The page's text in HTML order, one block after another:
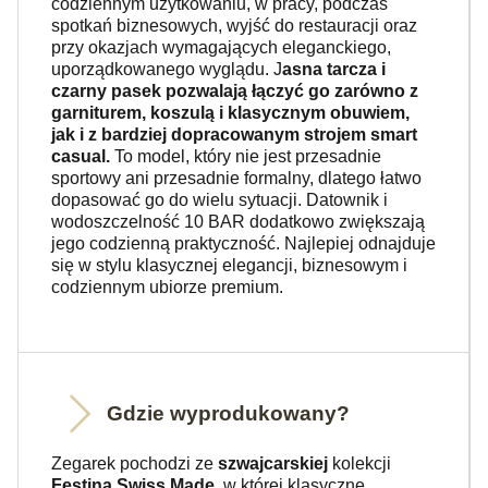
codziennym użytkowaniu, w pracy, podczas
spotkań biznesowych, wyjść do restauracji oraz
przy okazjach wymagających eleganckiego,
uporządkowanego wyglądu. Jasna tarcza i
czarny pasek pozwalają łączyć go zarówno z
garniturem, koszulą i klasycznym obuwiem,
jak i z bardziej dopracowanym strojem smart
casual. To model, który nie jest przesadnie
sportowy ani przesadnie formalny, dlatego łatwo
dopasować go do wielu sytuacji. Datownik i
wodoszczelność 10 BAR dodatkowo zwiększają
jego codzienną praktyczność. Najlepiej odnajduje
się w stylu klasycznej elegancji, biznesowym i
codziennym ubiorze premium.
Gdzie wyprodukowany?
Zegarek pochodzi ze szwajcarskiej kolekcji